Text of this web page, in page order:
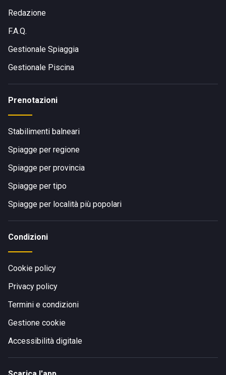
Redazione
F.A.Q.
Gestionale Spiaggia
Gestionale Piscina
Prenotazioni
Stabilimenti balneari
Spiagge per regione
Spiagge per provincia
Spiagge per tipo
Spiagge per località più popolari
Condizioni
Cookie policy
Privacy policy
Termini e condizioni
Gestione cookie
Accessibilità digitale